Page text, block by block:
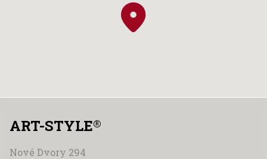
ART-STYLE®
Nové Dvory 294